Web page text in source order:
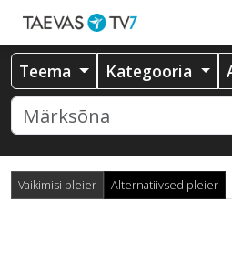
Teema Kategooria
Vaikimisi pleier Alternatiivsed pleier